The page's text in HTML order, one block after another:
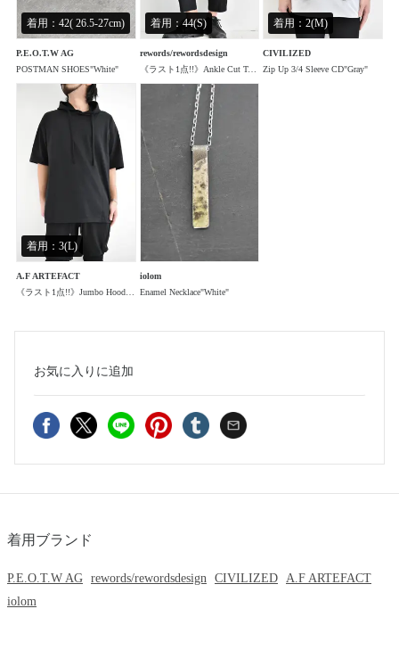
着用：42( 26.5-27cm)
P.E.O.T.W AG
POSTMAN SHOES"White"
着用：44(S)
rewords/rewordsdesign
《ラスト1点!!》Ankle Cut Tapered PT"Black"
着用：2(M)
CIVILIZED
Zip Up 3/4 Sleeve CD"Gray"
着用：3(L)
A.F ARTEFACT
iolom
Enamel Necklace"White"
お気に入り に追加
着用ブランド
P.E.O.T.W AG rewords/rewordsdesign CIVILIZED
A.F ARTEFACT
iolom